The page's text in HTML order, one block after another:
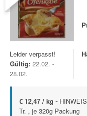
Leider verpasst!
Gültig: 22.02. -
28.02.
€ 12,47 / kg -
Tr. , je 320g Packung